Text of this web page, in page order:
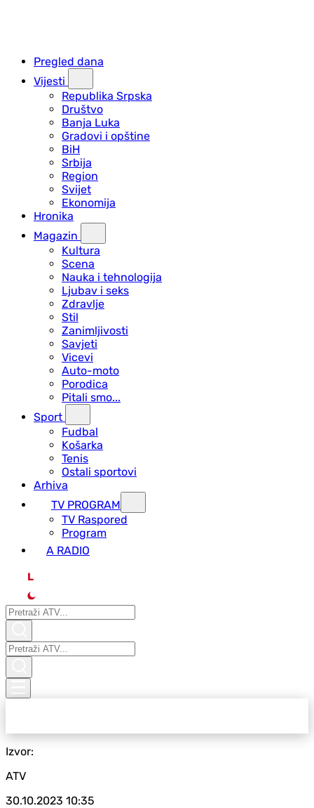
Pregled dana
Vijesti
Republika Srpska
Društvo
Banja Luka
Gradovi i opštine
BiH
Srbija
Region
Svijet
Ekonomija
Hronika
Magazin
Kultura
Scena
Nauka i tehnologija
Ljubav i seks
Zdravlje
Stil
Zanimljivosti
Savjeti
Vicevi
Auto-moto
Porodica
Pitali smo...
Sport
Fudbal
Košarka
Tenis
Ostali sportovi
Arhiva
TV PROGRAM
ТV Raspored
Program
A RADIO
L
Izvor:
ATV
30.10.2023 10:35